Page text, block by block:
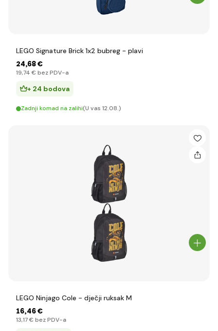
LEGO Signature Brick 1x2 bubreg - plavi
24,68 €
19,74 € bez PDV-a
+ 24 bodova
Zadnji komad na zalihi(U vas 12.08.)
LEGO Ninjago Cole - dječji ruksak M
16,46 €
13,17 € bez PDV-a